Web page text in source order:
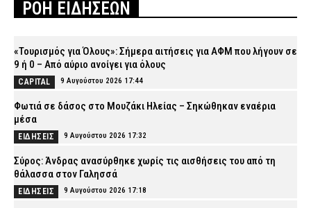
ΡΟΗ ΕΙΔΗΣΕΩΝ
«Τουρισμός για Όλους»: Σήμερα αιτήσεις για ΑΦΜ που λήγουν σε
9 ή 0 – Από αύριο ανοίγει για όλους
CAPITAL 9 Αυγούστου 2026 17:44
Φωτιά σε δάσος στο Μουζάκι Ηλείας – Σηκώθηκαν εναέρια
μέσα
ΕΙΔΗΣΕΙΣ 9 Αυγούστου 2026 17:32
Σύρος: Άνδρας ανασύρθηκε χωρίς τις αισθήσεις του από τη
θάλασσα στον Γαλησσά
ΕΙΔΗΣΕΙΣ 9 Αυγούστου 2026 17:18